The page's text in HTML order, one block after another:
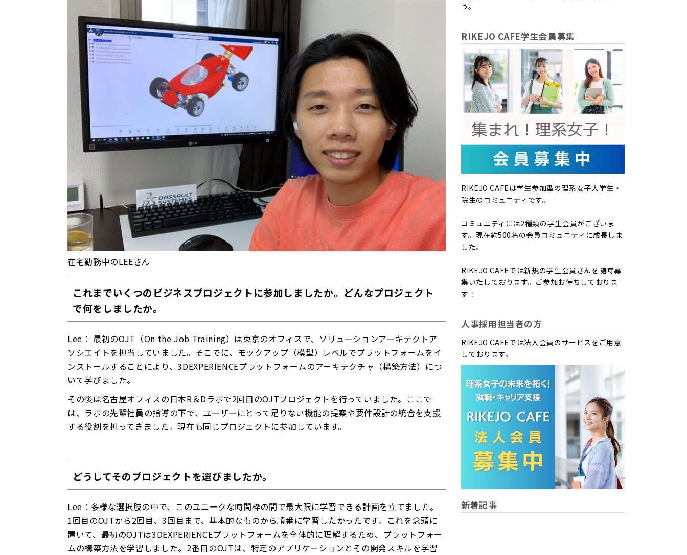
在宅勤務中のLEEさん
これまでいくつのビジネスプロジェクトに参加しましたか。どんなプロジェクト
で何をしましたか。
Lee： 最初のOJT（On the Job Training）は東京のオフィスで、ソリューションアーキテクトア
ソシエイトを担当していました。そこでに、モックアップ（模型）レベルでプラットフォームをイ
ンストールすることにより、3DEXPERIENCEプラットフォームのアーキテクチャ（構築方法）につ
いて学びました。
その後は名古屋オフィスの日本R＆Dラボで2回目のOJTプロジェクトを行っていました。ここで
は、ラボの先輩社員の指導の下で、ユーザーにとって足りない機能の提案や要件設計の統合を支援
する役割を担ってきました。現在も同じプロジェクトに参加しています。
どうしてそのプロジェクトを選びましたか。
Lee：多様な選択肢の中で、このユニークな時間枠の間で最大限に学習できる計画を立てました。
1回目のOJTから2回目、3回目まで、基本的なものから順番に学習したかったです。これを念頭に
置いて、最初のOJTは3DEXPERIENCEプラットフォームを全体的に理解するため、プラットフォー
ムの構築方法を学習しました。2番目のOJTは、特定​のアプリケーションとその開発スキルを学習
う。
RIKEJO CAFE学生会員募集
RIKEJO CAFEは学生参加型の理系女子大学生・
院生のコミュニティです。
コミュニティには2種類の学生会員がございま
す。現在約500名の会員コミュニティに成長しま
した。
RIKEJO CAFEでは新規の学生会員さんを随時募
集いたしております。ご参加お待ちしておりま
す！
人事採用担当者の方
RIKEJO CAFEでは法人会員のサービスをご用意
しております。
新着記事